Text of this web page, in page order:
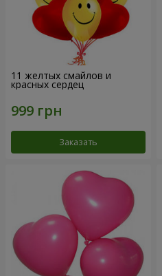
11 желтых смайлов и
красных сердец
Заказать